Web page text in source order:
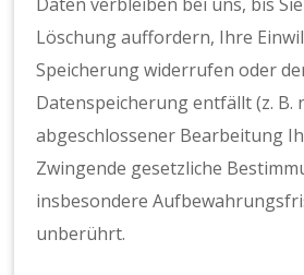
Löschung auffordern, Ihre
Speicherung widerrufen oder
Datenspeicherung entfällt (z. B.
abgeschlossener Bearbeitung
Zwingende gesetzliche
insbesondere
unberührt.